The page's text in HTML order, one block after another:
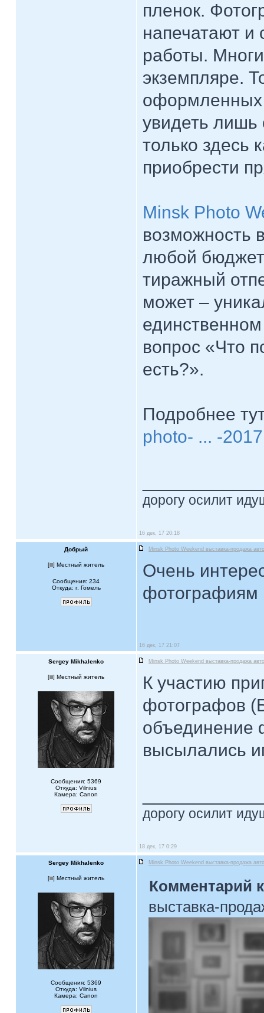
пленок.
напечатают
работы.
экземпляре.
оформленных
увидеть лишь
только здесь
приобрести
Minsk Photo
возможность
любой
тиражный
может –
вопрос «Что
есть?».
Подробнее
photo- ... -
дорогу осилит
16 дек, 17 20:18
Добрый Minsk Photo Weekend выставка-продажа
[ ] Местный житель
Сообщения: 234
Откуда: г. Гомель
Очень
фотографиям
16 дек, 17 21:07
Sergey Mikhalenko Minsk Photo Weekend выставка-продажа
[ ] Местный житель
Сообщения: 5369
Откуда: Vilnius
Камера: Canon
К участию
фотографов
объединение
высылались
дорогу осилит
18 дек, 17 0:29
Sergey Mikhalenko Minsk Photo Weekend выставка-продажа
[ ] Местный житель
Сообщения: 5369
Откуда: Vilnius
Камера: Canon
Комментарий
выставка-